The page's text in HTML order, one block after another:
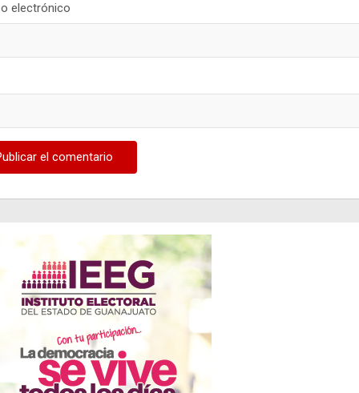
electrónico